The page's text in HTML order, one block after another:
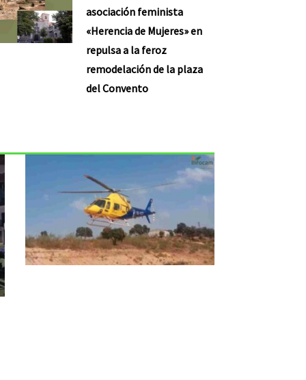
asociación feminista
«Herencia de Mujeres» en
repulsa a la feroz
remodelación de la plaza
del Convento